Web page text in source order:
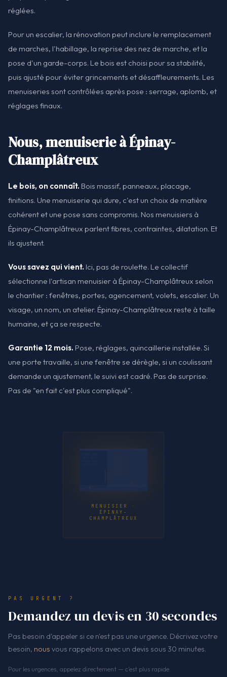
réglées.
Pour un escalier, la rénovation peut inclure le remplacement
de marches, l'habillage, la reprise des nez de marche, et la
pose d'un garde-corps. Le bois est choisi pour sa stabilité,
puis ajusté pour éviter grincements et désaffleurements. Les
menuiseries sont contrôlées après pose : serrage, aplomb, et
réglages finaux.
Nous, menuiserie à Épinay-
Champlâtreux
Le bois, on connaît. Bois massif, panneaux, placage,
finitions. Une menuiserie qui dure, c'est un choix de matière
cohérent et une pose sans compromis. Nos menuisiers à
Épinay-Champlâtreux parlent fibres, contraintes, dilatation. Et
ils ajustent.
Vous savez qui vient. Ici, pas de roulette. Le collectif
sélectionne l'artisan menuisier à Épinay-Champlâtreux selon
le chantier : fenêtres, portes, agencement, volets, escalier. Un
visage, un nom, un atelier. Épinay-Champlâtreux reste à taille
humaine, et ça se respecte.
Garantie 12 mois. Pose, réglages, quincaillerie installée. Si
une porte travaille, si une fenêtre se dérègle, si un coulissant
demande un ajustement, le suivi est cadré. Pas de surprise.
Pas de "en fait c'est plus compliqué".
MENUISIER ·
ÉPINAY-
CHAMPLÂTREUX
PAS URGENT ?
Demandez un devis en 30 secondes
Pas besoin d'appeler si ce n'est pas une urgence. Décrivez votre
besoin, nous vous rappelons avec un devis sous 30 minutes.
Pour les urgences, appelez directement — c'est plus rapide.